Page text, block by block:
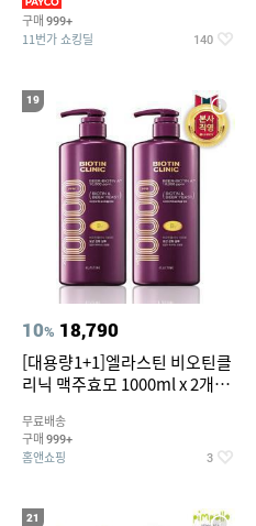
구매 999+
11번가 쇼킹딜 140
19
10% 18,790
[대용량1+1]엘라스틴 비오틴클
리닉 맥주효모 1000ml x 2개
무료배송
구매 999+
홈앤쇼핑 3
21